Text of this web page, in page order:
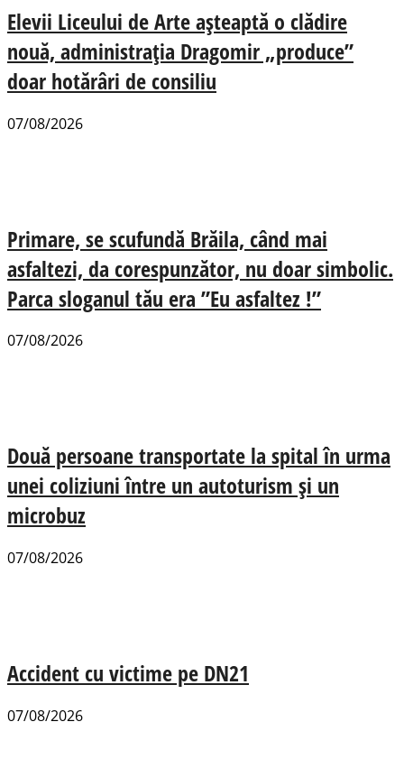
Elevii Liceului de Arte așteaptă o clădire
nouă, administrația Dragomir „produce”
doar hotărâri de consiliu
07/08/2026
Primare, se scufundă Brăila, când mai
asfaltezi, da corespunzător, nu doar simbolic.
Parca sloganul tău era ”Eu asfaltez !”
07/08/2026
Două persoane transportate la spital în urma
unei coliziuni între un autoturism și un
microbuz
07/08/2026
Accident cu victime pe DN21
07/08/2026